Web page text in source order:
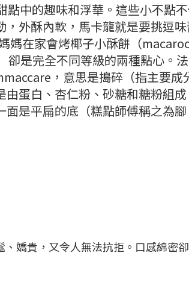
中的趣味和浮華。這些小不點
外酥內軟，馬卡龍就是要挑逗
媽在家會烤椰子小酥餅（
是完全不同等級的兩種點心。
，意思是搗碎（指主要成
蛋白、杏仁粉、砂糖和糖粉組
是平扁的底（糕點師傅稱之為腳
嬌貴，又令人無法抗拒。口感綿密